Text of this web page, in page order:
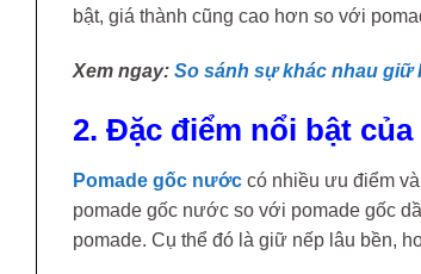
bật, giá thành cũng cao hơn so với
Xem ngay: So sánh sự khác nhau giữ
2. Đặc điểm nổi bật
Pomade gốc nước có nhiều ưu điểm
pomade gốc nước so với pomade gốc
pomade. Cụ thể đó là giữ nếp lâu bền,